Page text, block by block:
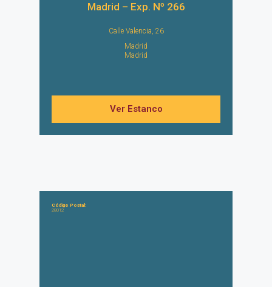
Madrid – Exp. Nº 266
Calle Valencia, 26
Madrid
Madrid
Ver Estanco
Código Postal:
28012